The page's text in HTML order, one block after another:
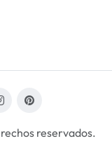
reservados.